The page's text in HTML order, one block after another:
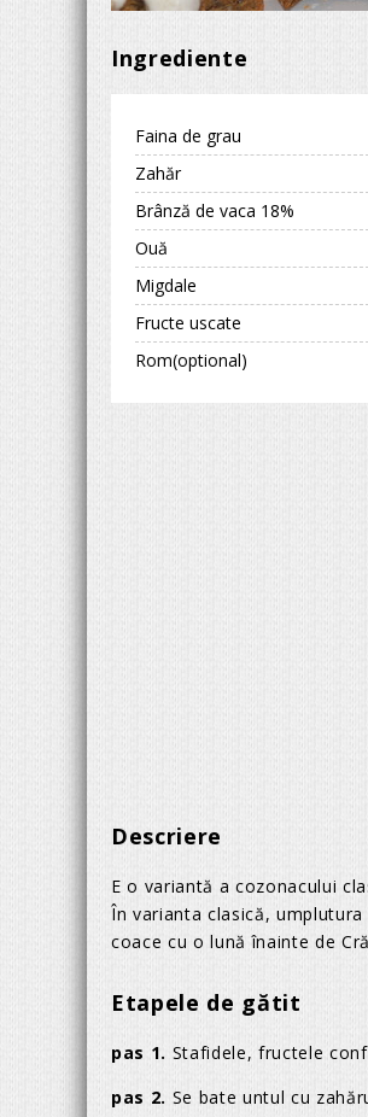
Ingrediente
Faina de grau
Zahăr
Brânză de vaca 18%
Ouă
Migdale
Fructe uscate
Rom(optional)
Descriere
E o variantă a cozonacului
În varianta clasică,
coace cu o lună înainte de
Etapele de gătit
pas 1. Stafidele, fructele
pas 2. Se bate untul cu